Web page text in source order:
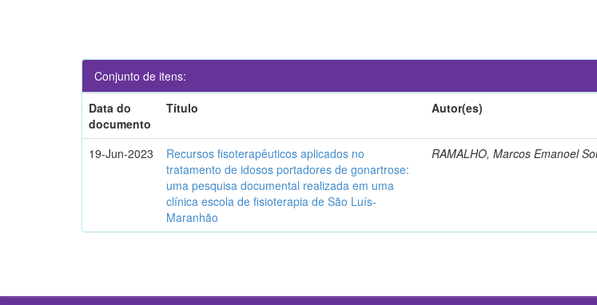
Conjunto de itens:
Data do
documento
Título Autor(es)
19-Jun-2023
Recursos fisoterapêuticos aplicados no
tratamento de idosos portadores de gonartrose:
uma pesquisa documental realizada em uma
clínica escola de fisioterapia de São Luís-
Maranhão
RAMALHO, Marcos Emanoel